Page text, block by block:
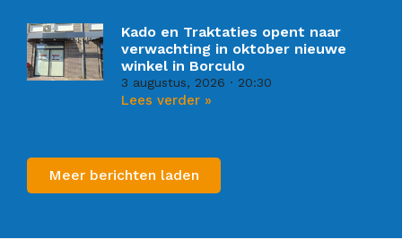
Kado en Traktaties opent naar
verwachting in oktober nieuwe
winkel in Borculo
3 augustus, 2026 20:30
Lees verder »
Meer berichten laden